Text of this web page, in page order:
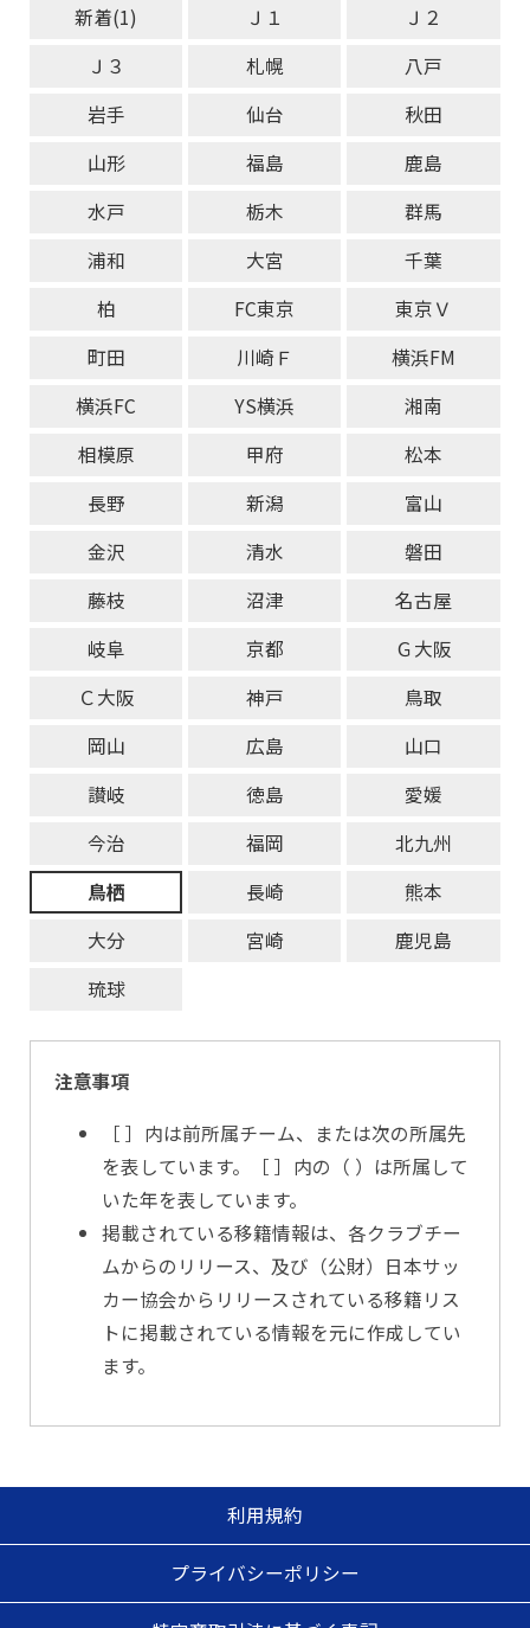
新着(1) Ｊ１
Ｊ２
Ｊ３
札幌
八戸
岩手
仙台
秋田
山形
福島
鹿島
水戸
栃木
群馬
浦和
大宮
千葉
柏
FC東京
東京Ｖ
町田
川崎Ｆ
横浜FM
横浜FC
YS横浜
湘南
相模原
甲府
松本
長野
新潟
富山
金沢
清水
磐田
藤枝
沼津
名古屋
岐阜
京都
Ｇ大阪
Ｃ大阪
神戸
鳥取
岡山
広島
山口
讃岐
徳島
愛媛
今治
福岡
北九州
鳥栖
長崎
熊本
大分
宮崎
鹿児島
琉球
注意事項
［ ］内は前所属チーム、または次の所属先
を表しています。［ ］内の（ ）は所属して
いた年を表しています。
掲載されている移籍情報は、各クラブチー
ムからのリリース、及び（公財）日本サッ
カー協会からリリースされている移籍リス
トに掲載されている情報を元に作成してい
ます。
利用規約
プライバシーポリシー